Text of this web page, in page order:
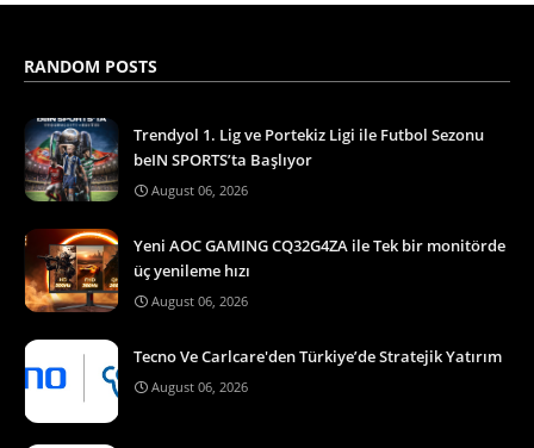
RANDOM POSTS
Trendyol 1. Lig ve Portekiz Ligi ile Futbol Sezonu
beIN SPORTS’ta Başlıyor
August 06, 2026
Yeni AOC GAMING CQ32G4ZA ile Tek bir monitörde
üç yenileme hızı
August 06, 2026
Tecno Ve Carlcare'den Türkiye’de Stratejik Yatırım
August 06, 2026